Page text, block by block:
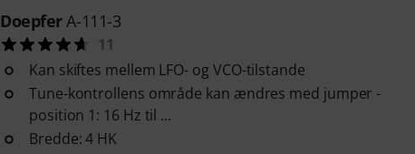
DoepferA-111-3
11
Kan skiftes mellem LFO- og VCO-tilstande
Tune-kontrollens område kan ændres med jumper -
position 1: 16 Hz til ...
Bredde: 4 HK